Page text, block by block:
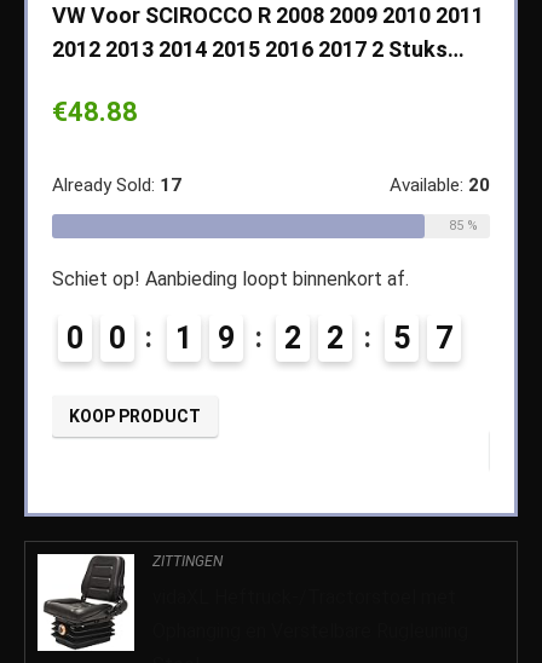
VW Voor SCIROCCO R 2008 2009 2010 2011
2012 2013 2014 2015 2016 2017 2 Stuks…
€48.88
Already Sold: 17 Available: 20
85 %
Schiet op! Aanbieding loopt binnenkort af.
0 0 1 9 2 2 5 6
7
KOOP PRODUCT
ZITTINGEN